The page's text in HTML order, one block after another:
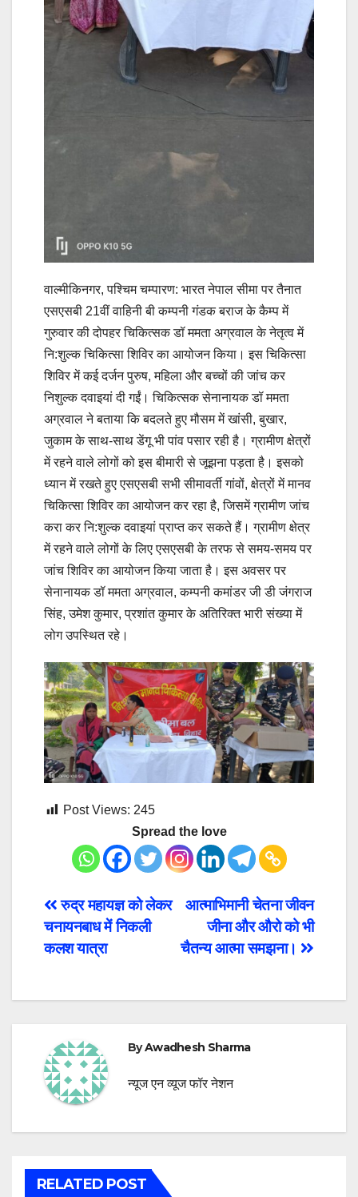
वाल्मीकिनगर, पश्चिम चम्पारण: भारत नेपाल सीमा पर तैनात
एसएसबी 21वीं वाहिनी बी कम्पनी गंडक बराज के कैम्प में
गुरुवार की दोपहर चिकित्सक डॉ ममता अग्रवाल के नेतृत्व में
नि:शुल्क चिकित्सा शिविर का आयोजन किया। इस चिकित्सा
शिविर में कई दर्जन पुरुष, महिला और बच्चों की जांच कर
निशुल्क दवाइयां दी गईं। चिकित्सक सेनानायक डॉ ममता
अग्रवाल ने बताया कि बदलते हुए मौसम में खांसी, बुखार,
जुकाम के साथ-साथ डेंगू भी पांव पसार रही है। ग्रामीण क्षेत्रों
में रहने वाले लोगों को इस बीमारी से जूझना पड़ता है। इसको
ध्यान में रखते हुए एसएसबी सभी सीमावर्ती गांवों, क्षेत्रों में मानव
चिकित्सा शिविर का आयोजन कर रहा है, जिसमें ग्रामीण जांच
करा कर नि:शुल्क दवाइयां प्राप्त कर सकते हैं। ग्रामीण क्षेत्र
में रहने वाले लोगों के लिए एसएसबी के तरफ से समय-समय पर
जांच शिविर का आयोजन किया जाता है। इस अवसर पर
सेनानायक डॉ ममता अग्रवाल, कम्पनी कमांडर जी डी जंगराज
सिंह, उमेश कुमार, प्रशांत कुमार के अतिरिक्त भारी संख्या में
लोग उपस्थित रहे।
Post Views: 245
Spread the love
Post
navigation
आत्माभिमानी चेतना जीवन
जीना और औरो को भी
चैतन्य आत्मा समझना।
रुद्र महायज्ञ को लेकर
चनायनबाध में निकली
कलश यात्रा
ByAwadhesh Sharma
न्यूज एन व्यूज फॉर नेशन
RELATED POST